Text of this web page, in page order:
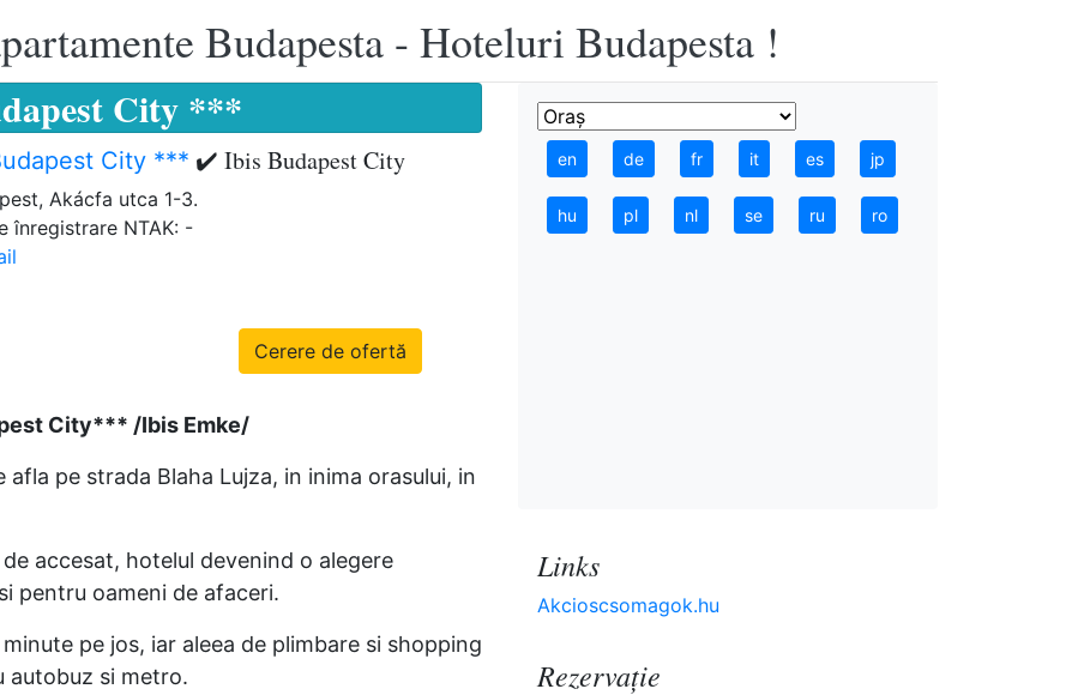
Budapesta - Hoteluri Budapesta !
City ***
City *** ✔️ Ibis Budapest City
Akácfa utca 1-3.
înregistrare NTAK: -
Cerere de ofertă
City*** /Ibis Emke/
afla pe strada Blaha Lujza, in inima orasului, in
accesat, hotelul devenind o alegere
pentru oameni de afaceri.
pe jos, iar aleea de plimbare si shopping
autobuz si metro.
en de fr it es jp
hu pl nl se ru ro
Links
Akcioscsomagok.hu
Rezervaţie